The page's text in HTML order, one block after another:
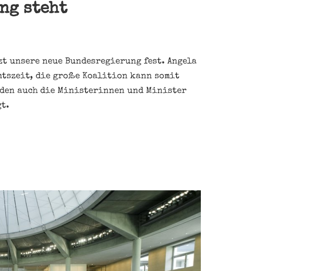
steht
unsere neue Bundesregierung fest. Angela
die große Koalition kann somit
auch die Ministerinnen und Minister